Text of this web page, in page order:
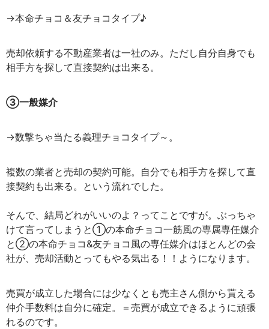
→本命チョコ＆友チョコタイプ♪
売却依頼する不動産業者は一社のみ。ただし自分自身でも
相手方を探して直接契約は出来る。
③一般媒介
→数撃ちゃ当たる義理チョコタイプ～。
複数の業者と売却の契約可能。自分でも相手方を探して直
接契約も出来る。という流れでした。
そんで、結局どれがいいのよ？ってことですが。ぶっちゃ
けて言ってしまうと①の本命チョコ一筋風の専属専任媒介
と②の本命チョコ&友チョコ風の専任媒介はほとんどの会
社が、売却活動とってもやる気出る！！ようになります。
売買が成立した場合には少なくとも売主さん側から貰える
仲介手数料は自分に確定。＝売買が成立できるように頑張
れるのです。